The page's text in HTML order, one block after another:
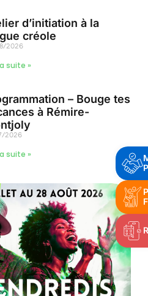
d’initiation à la
créole
2026
suite »
– Bouge tes
à Rémire-
2026
suite »